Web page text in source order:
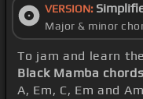
VERSION:
Major & minor
To jam and learn
Black Mamba chords
A, Em, C, Em and